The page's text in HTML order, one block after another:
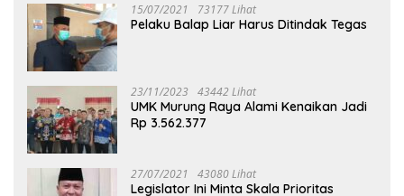
15/07/2021 73177 Lihat
Pelaku Balap Liar Harus Ditindak Tegas
23/11/2023 43442 Lihat
UMK Murung Raya Alami Kenaikan Jadi
Rp 3.562.377
27/07/2021 43080 Lihat
Legislator Ini Minta Skala Prioritas